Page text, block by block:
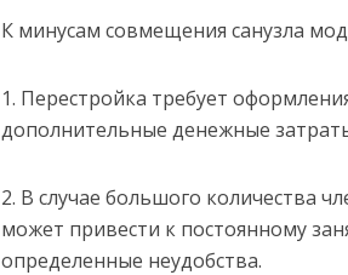
К минусам совмещения санузла
1. Перестройка требует
дополнительные денежные
2. В случае большого количества
может привести к постоянному
определенные неудобства.